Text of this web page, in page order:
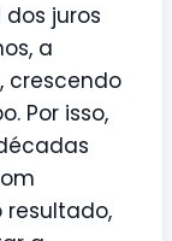
juros
a
crescendo
Por isso,